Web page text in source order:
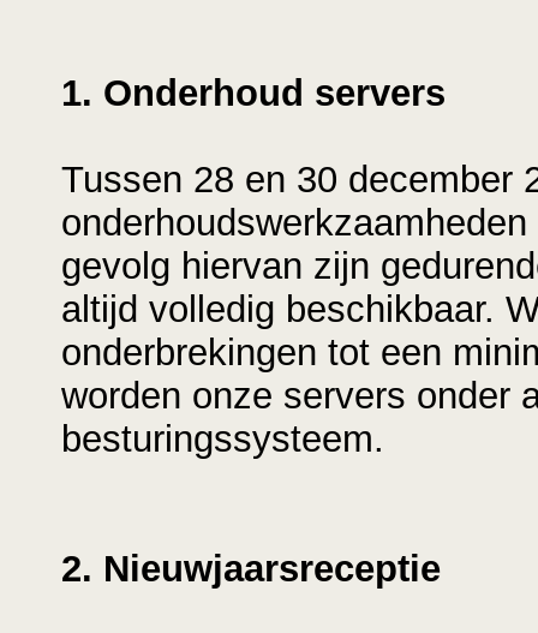
1. Onderhoud servers
Tussen 28 en 30 december
gevolg hiervan zijn
altijd volledig beschikbaar.
onderbrekingen tot een
worden onze servers onder
besturingssysteem.
2. Nieuwjaarsreceptie